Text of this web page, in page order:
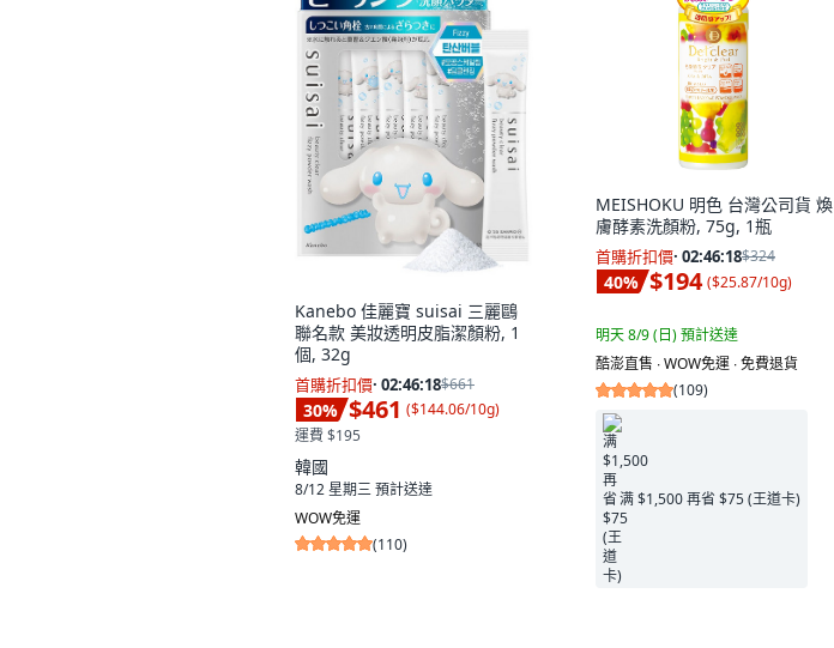
Kanebo 佳麗寶 suisai 三麗鷗
聯名款 美妝透明皮脂潔顏粉, 1
個, 32g
首購折扣價· 02:46:17$661
30% $461 ($144.06/10g)
運費 $195
韓國
8/12 星期三預計送達
WOW免運
(110)
MEISHOKU 明色 台灣公司貨 煥
膚酵素洗顏粉, 75g, 1瓶
首購折扣價· 02:46:17$324
40% $194 ($25.87/10g)
明天 8/9 (日)預計送達
酷澎直售 ∙ WOW免運 ∙ 免費退貨
(109)
满 $1,500 再省 $75 (王道卡)